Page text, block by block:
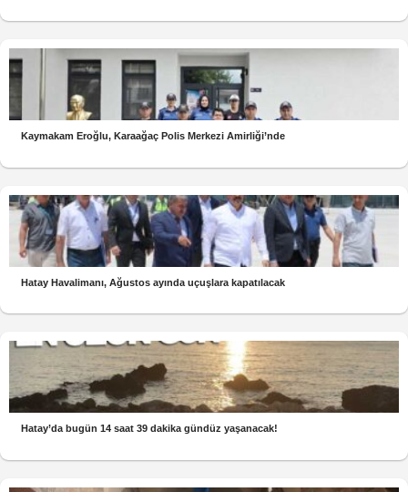
Kaymakam Eroğlu, Karaağaç Polis Merkezi Amirliği’nde
Hatay Havalimanı, Ağustos ayında uçuşlara kapatılacak
Hatay’da bugün 14 saat 39 dakika gündüz yaşanacak!